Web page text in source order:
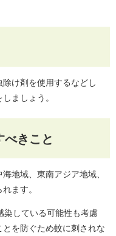
け剤を使用するなどし
ましょう。
べきこと
地域、東南アジア地域、
ます。
染している可能性も考慮
を防ぐため蚊に刺されな